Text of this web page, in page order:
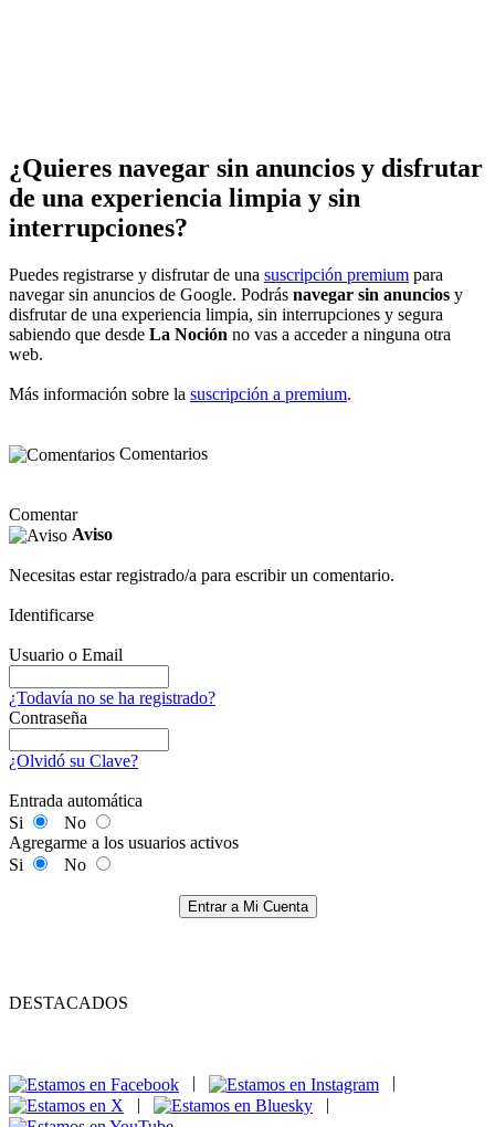
¿Quieres navegar sin anuncios y disfrutar
de una experiencia limpia y sin
interrupciones?
Puedes registrarse y disfrutar de una suscripción premium para
navegar sin anuncios de Google. Podrás navegar sin anuncios y
disfrutar de una experiencia limpia, sin interrupciones y segura
sabiendo que desde La Noción no vas a acceder a ninguna otra
web.
Más información sobre la suscripción a premium.
Comentarios
Comentar
Aviso
Necesitas estar registrado/a para escribir un comentario.
Identificarse
Usuario o Email
¿Todavía no se ha registrado?
Contraseña
¿Olvidó su Clave?
Entrada automática
Si
No
Agregarme a los usuarios activos
Si
No
Entrar a Mi Cuenta
DESTACADOS
|
|